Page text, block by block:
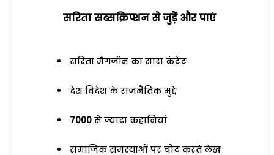
सरिता सब्सक्रिप्शन से जुड़ेें और पाएं
सरिता मैगजीन का सारा कंटेंट
देश विदेश के राजनैतिक मुद्दे
7000 से ज्यादा कहानियां
समाजिक समस्याओं पर चोट करते लेख